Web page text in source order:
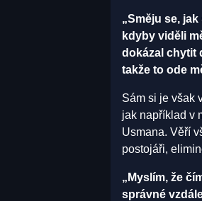
„Směju se,
kdyby viděli
dokázal chytit
takže to ode
Sám si je však
jak například v
Usmana. Věří
postojáři,
„Myslím, že
správné